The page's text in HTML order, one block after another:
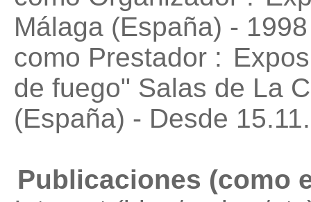
Málaga (España) - 1998
como Prestador :
de fuego" Salas de La
(España) - Desde
Publicaciones (como